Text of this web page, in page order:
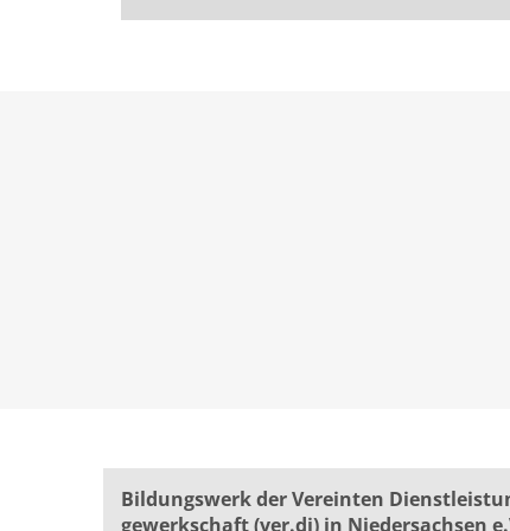
Bildungswerk der Vereinten
ge­werk­schaft (ver.di) in Niedersachsen